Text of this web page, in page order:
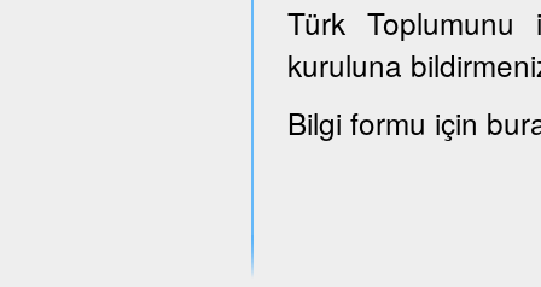
Türk
kuruluna
Bilgi formu için